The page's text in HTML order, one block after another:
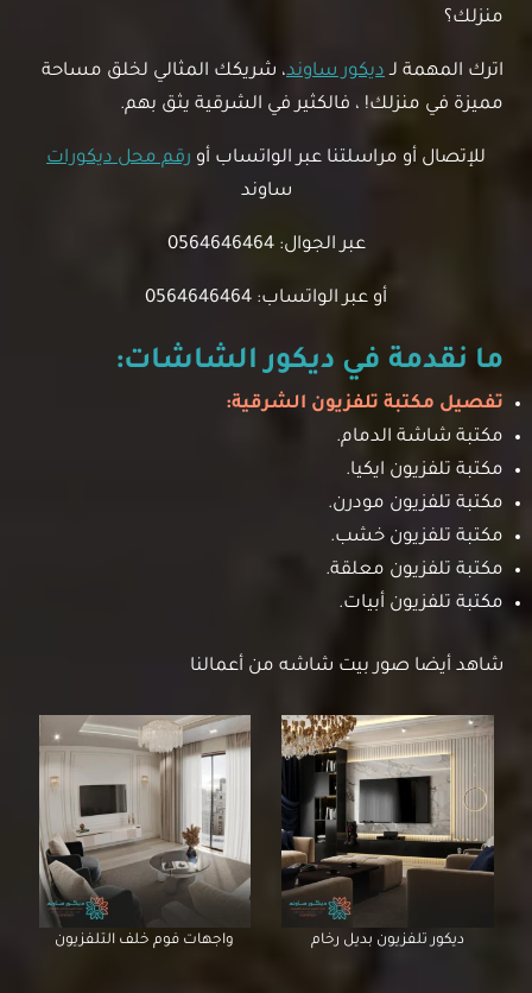
منزلك؟
اترك المهمة لـديكور ساوند، شريكك المثالي لخلق مساحة
مميزة في منزلك! ، فالكثير في الشرقية يثق بهم.
للإتصال أو مراسلتنا عبر الواتساب أو رقم محل ديكورات
ساوند
عبر الجوال: 0564646464
أو عبر الواتساب: 0564646464
ما نقدمة في ديكور الشاشات:
تفصيل مكتبة تلفزيون الشرقية:
مكتبة شاشة الدمام.
مكتبة تلفزيون ايكيا.
مكتبة تلفزيون مودرن.
مكتبة تلفزيون خشب.
مكتبة تلفزيون معلقة.
مكتبة تلفزيون أبيات.
شاهد أيضا صور بيت شاشه من أعمالنا
ديكور تلفزيون بديل رخام واجهات فوم خلف التلفزيون